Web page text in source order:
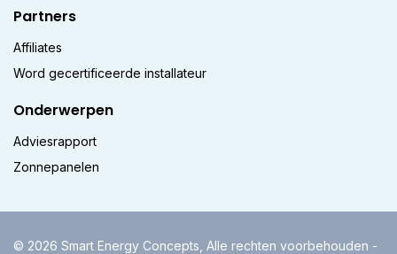
Partners
Affiliates
Word gecertificeerde installateur
Onderwerpen
Adviesrapport
Zonnepanelen
© 2026 Smart Energy Concepts, Alle rechten voorbehouden -